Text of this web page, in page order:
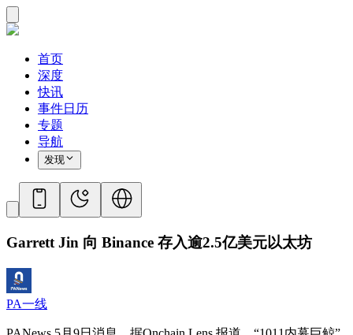
首页
深度
快讯
事件日历
专题
导航
发现
Garrett Jin 向 Binance 存入逾2.5亿美元以太坊
PA一线